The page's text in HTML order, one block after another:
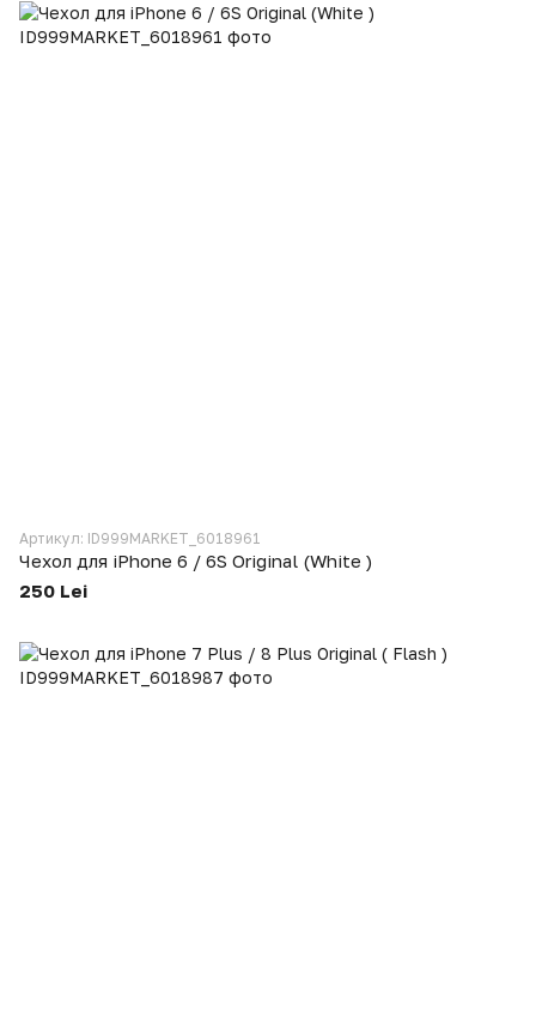
Артикул: ID999MARKET_6018961
Чехол для iPhone 6 / 6S Original (White )
250 Lei